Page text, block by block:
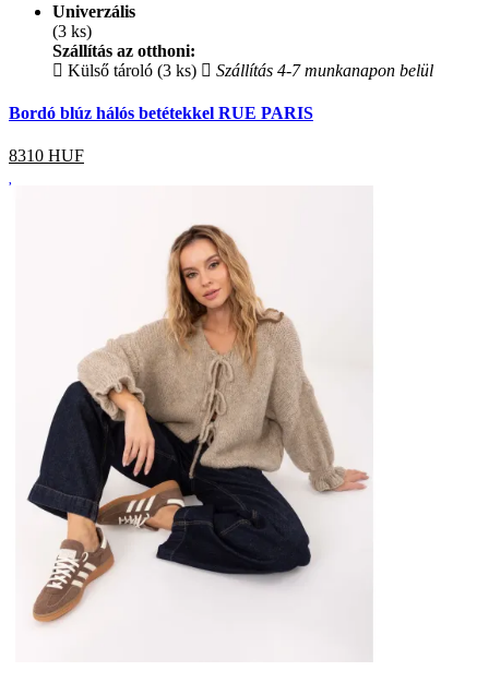
Univerzális
(3 ks)
Szállítás az otthoni:
Külső tároló (3 ks)
Szállítás 4-7 munkanapon belül
Bordó blúz hálós betétekkel RUE PARIS
8310 HUF